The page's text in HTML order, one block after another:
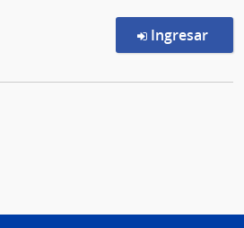
Ingresar